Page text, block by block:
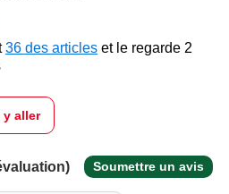
36 des articles et le regarde 2
y aller
Soumettre un avis